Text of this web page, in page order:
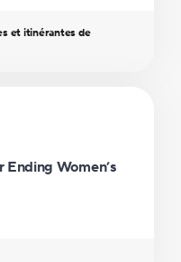
et itinérantes de
Women’s